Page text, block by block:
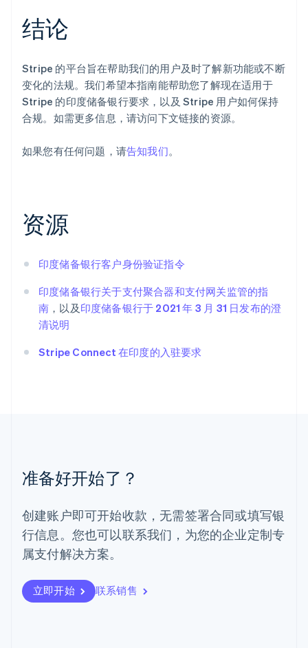
结论
Stripe 的平台旨在帮助我们的用户及时了解新功能或不断
变化的法规。我们希望本指南能帮助您了解现在适用于
Stripe 的印度储备银行要求，以及 Stripe 用户如何保持
合规。如需更多信息，请访问下文链接的资源。
如果您有任何问题，请告知我们。
资源
印度储备银行客户身份验证指令
印度储备银行关于支付聚合器和支付网关监管的指
南 ，以及 印度储备银行于 2021 年 3 月 31 日发布的澄
清说明
Stripe Connect 在印度的入驻要求
准备好开始了？
创建账户即可开始收款，无需签署合同或填写银
行信息。您也可以联系我们，为您的企业定制专
属支付解决方案。
立即开始 联系销售
Deutsch
法国
芬兰
EnglishSvenska
荷兰
NederlandsEnglish
加拿大
捷克
English
立陶宛
列支敦士登
卢森堡
FrançaisDeutschEnglish
罗马尼亚
English
马尔他
English
English
葡萄牙
日本
日本語 English
瑞典
SvenskaEnglish
Deutsch FrançaisItaliano English
塞浦路斯